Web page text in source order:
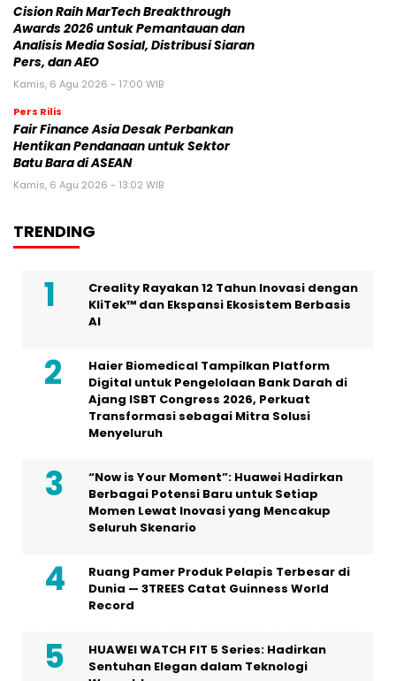
Cision Raih MarTech Breakthrough
Awards 2026 untuk Pemantauan dan
Analisis Media Sosial, Distribusi Siaran
Pers, dan AEO
Kamis, 6 Agu 2026 - 17:00 WIB
Pers Rilis
Fair Finance Asia Desak Perbankan
Hentikan Pendanaan untuk Sektor
Batu Bara di ASEAN
Kamis, 6 Agu 2026 - 13:02 WIB
TRENDING
Creality Rayakan 12 Tahun Inovasi dengan
KliTek™ dan Ekspansi Ekosistem Berbasis
AI
Haier Biomedical Tampilkan Platform
Digital untuk Pengelolaan Bank Darah di
Ajang ISBT Congress 2026, Perkuat
Transformasi sebagai Mitra Solusi
Menyeluruh
“Now is Your Moment”: Huawei Hadirkan
Berbagai Potensi Baru untuk Setiap
Momen Lewat Inovasi yang Mencakup
Seluruh Skenario
Ruang Pamer Produk Pelapis Terbesar di
Dunia — 3TREES Catat Guinness World
Record
HUAWEI WATCH FIT 5 Series: Hadirkan
Sentuhan Elegan dalam Teknologi